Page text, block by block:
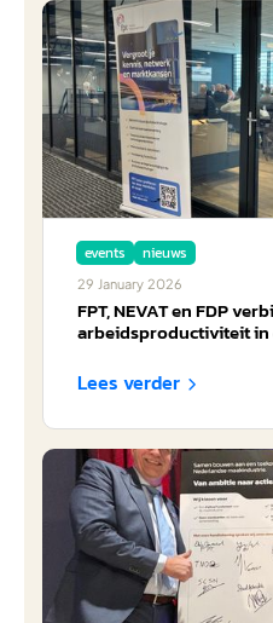
events nieuws
29 January 2026
FPT, NEVAT en FDP
arbeidsproductiviteit
Lees verder 